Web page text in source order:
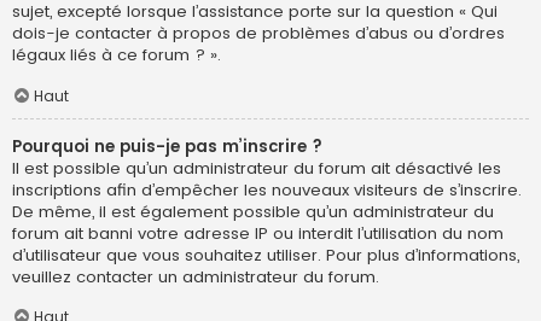
sujet, excepté lorsque l’assistance porte sur la question « Qui
dois-je contacter à propos de problèmes d’abus ou d’ordres
légaux liés à ce forum ? ».
Haut
Pourquoi ne puis-je pas m’inscrire ?
Il est possible qu’un administrateur du forum ait désactivé les
inscriptions afin d’empêcher les nouveaux visiteurs de s’inscrire.
De même, il est également possible qu’un administrateur du
forum ait banni votre adresse IP ou interdit l’utilisation du nom
d’utilisateur que vous souhaitez utiliser. Pour plus d’informations,
veuillez contacter un administrateur du forum.